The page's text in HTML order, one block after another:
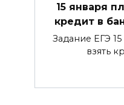
15 января
кредит в
Задание ЕГЭ
взять